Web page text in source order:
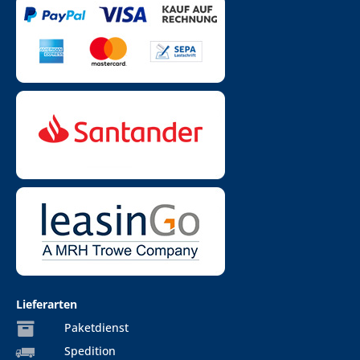
Lieferarten
Paketdienst
Spedition